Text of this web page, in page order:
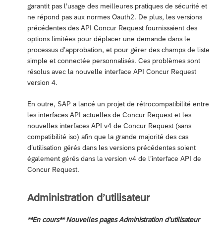
garantit pas l’usage des meilleures pratiques de sécurité et
ne répond pas aux normes Oauth2. De plus, les versions
précédentes des API Concur Request fournissaient des
options limitées pour déplacer une demande dans le
processus d’approbation, et pour gérer des champs de liste
simple et connectée personnalisés. Ces problèmes sont
résolus avec la nouvelle interface API Concur Request
version 4.
En outre, SAP a lancé un projet de rétrocompatibilité entre
les interfaces API actuelles de Concur Request et les
nouvelles interfaces API v4 de Concur Request (sans
compatibilité iso) afin que la grande majorité des cas
d’utilisation gérés dans les versions précédentes soient
également gérés dans la version v4 de l’interface API de
Concur Request.
Administration d’utilisateur
**En cours** Nouvelles pages Administration d’utilisateur